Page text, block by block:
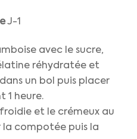
J-1
avec le sucre,
réhydratée et
un bol puis placer
1 heure.
et le crémeux au
compotée puis la